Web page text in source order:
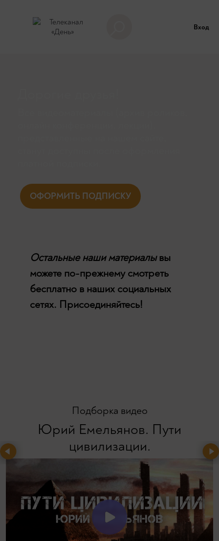
Вход
ОФОРМИТЬ ПОДПИСКУ
Остальные наши материалывы
можете по-прежнему смотреть
бесплатно в наших социальных
сетях. Присоединяйтесь!
Подборка видео
Юрий Емельянов. Пути
цивилизации.